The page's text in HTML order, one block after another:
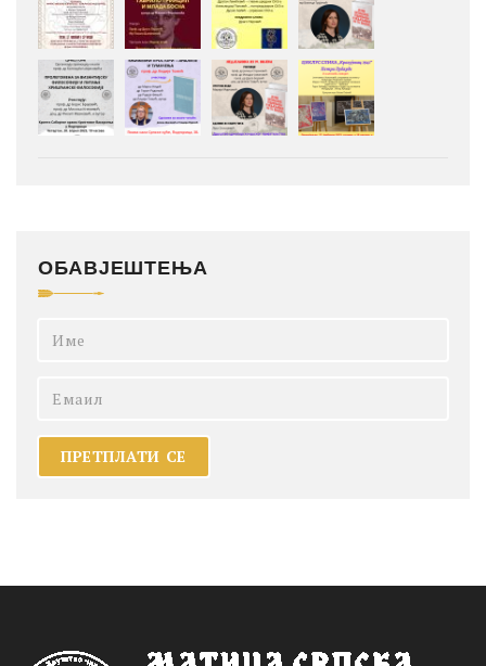
ОБАВЈЕШТЕЊА